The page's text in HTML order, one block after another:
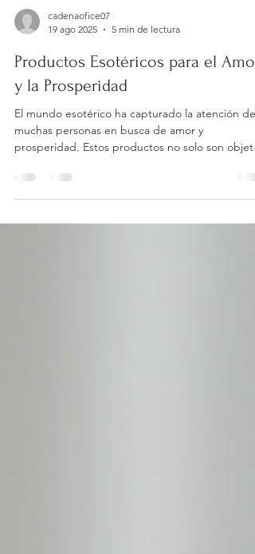
cadenaofice07
19 ago 2025
5 min de lectura
Productos Esotéricos para el Amor
y la Prosperidad
El mundo esotérico ha capturado la atención de
sino...